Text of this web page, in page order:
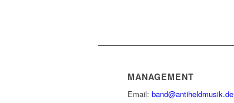
MANAGEMENT
Email: band@antiheldmusik.de